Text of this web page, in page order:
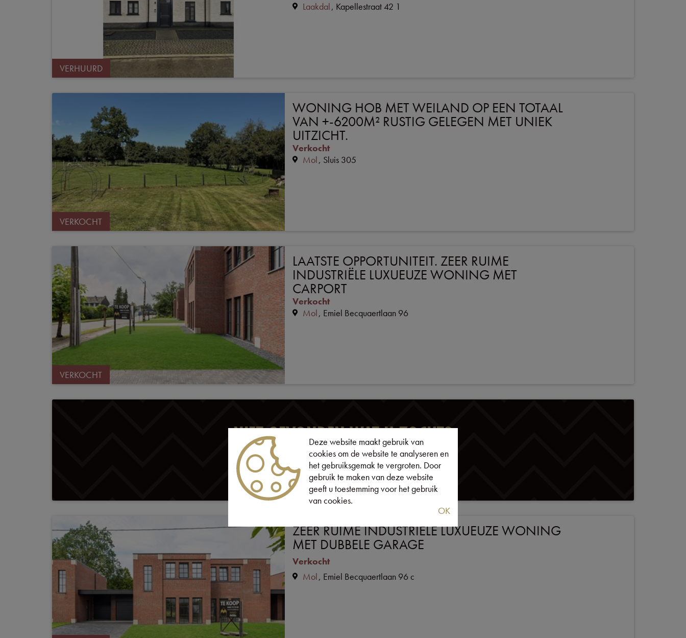
VERHUURD
Laakdal Kapellestraat 42 1
VERKOCHT
WONING HOB MET WEILAND OP EEN TOTAAL
VAN +-6200M² RUSTIG GELEGEN MET UNIEK
UITZICHT.
Verkocht
Mol Sluis 305
VERKOCHT
LAATSTE OPPORTUNITEIT. ZEER RUIME
INDUSTRIËLE LUXUEUZE WONING MET
CARPORT
Verkocht
Mol Emiel Becquaertlaan 96
NIET GEVONDEN WAT U ZOCHT?
SCHRIJF U IN
ZEER RUIME INDUSTRIËLE LUXUEUZE WONING
MET DUBBELE GARAGE
Verkocht
Mol Emiel Becquaertlaan 96 c
Deze website maakt gebruik van
cookies om de website te analyseren en
het gebruiksgemak te vergroten. Door
gebruik te maken van deze website
geeft u toestemming voor het gebruik
van cookies.
OK